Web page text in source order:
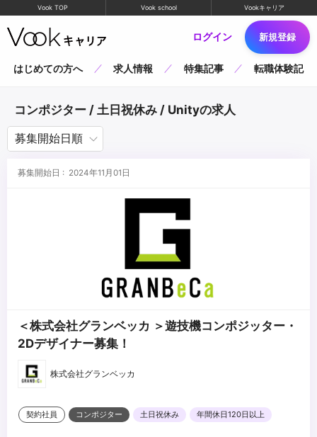
Vook TOP Vook school Vookキャリア
ログイン 新規登録
はじめての方へ 求人情報 特集記事 転職体験記
コンポジター / 土日祝休み / Unityの求人
募集開始日 : 2024年11月01日
＜株式会社グランベッカ ＞遊技機コンポジッター・
2Dデザイナー募集！
株式会社グランベッカ
契約社員 コンポジター 土日祝休み 年間休日120日以上